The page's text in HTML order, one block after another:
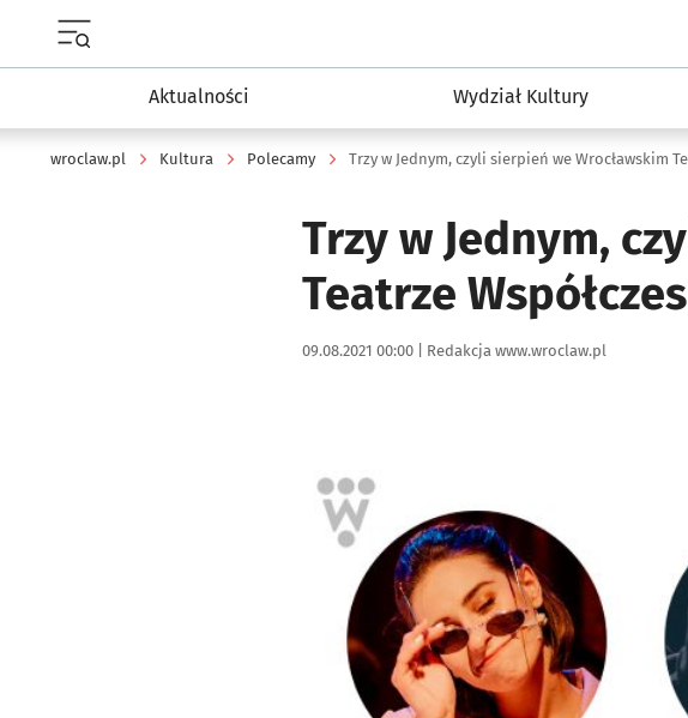
Aktualności Wydział Kultury
wroclaw.pl Kultura Polecamy Trzy w Jednym, czyli sierpień we Wrocławskim
Trzy w Jednym,
Teatrze
Data publikacji:
09.08.2021 00:00 | Autor:
Redakcja www.wroclaw.pl